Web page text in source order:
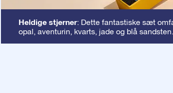
Heldige stjerner: Dette fantastiske sæt
opal, aventurin, kvarts, jade og blå sandsten.